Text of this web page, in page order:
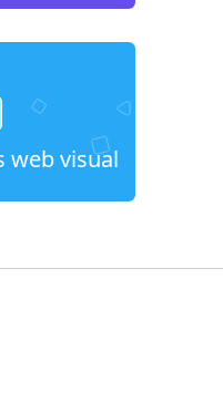
web visual